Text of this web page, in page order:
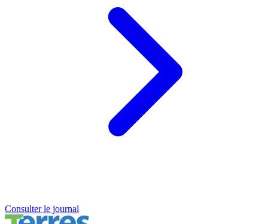
Consulter le journal